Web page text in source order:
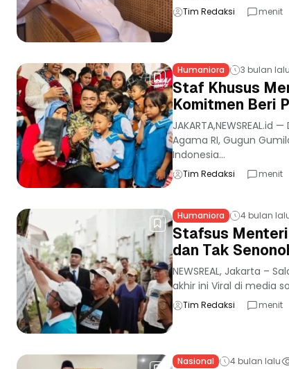
Tim Redaksi menit
Humaniora 3 bulan lalu
Staf Khusus
Komitmen Beri
Agama RI, Gugun
Indonesia...
Tim Redaksi menit
Humaniora 4 bulan
Stafsus
dan Tak
NEWSREAL, Jakarta –
akhir ini Viral di media
Tim Redaksi menit
Nasional 4 bulan lalu